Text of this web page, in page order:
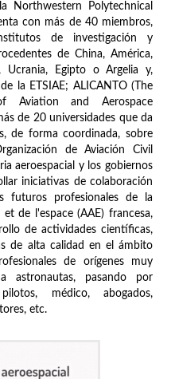
Northwestern Polytechnical
con más de 40 miembros,
de investigación y
de China, América,
Ucrania, Egipto o Argelia y,
la ETSIAE; ALICANTO (The
Aviation and Aerospace
de 20 universidades que da
de forma coordinada, sobre
de Aviación Civil
aeroespacial y los gobiernos
iniciativas de colaboración
futuros profesionales de la
de l'espace (AAE) francesa,
de actividades científicas,
de alta calidad en el ámbito
de orígenes muy
astronautas, pasando por
médico, abogados,
etc.